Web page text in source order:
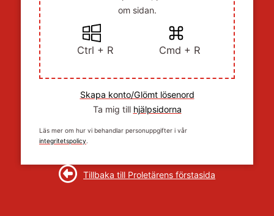
om sidan.
Ctrl + R Cmd + R
Skapa konto/Glömt lösenord
Ta mig till hjälpsidorna
Läs mer om hur vi behandlar personuppgifter i vår
integritetspolicy.
Tillbaka till Proletärens förstasida